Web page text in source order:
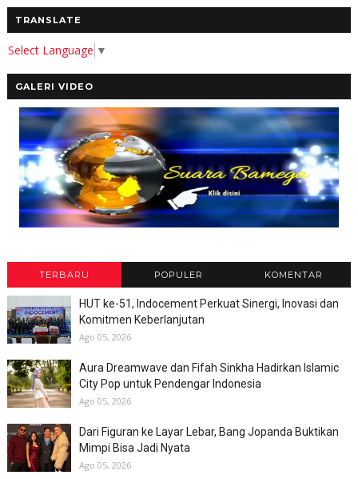
TRANSLATE
Select Language ▼
GALERI VIDEO
TERBARU POPULER KOMENTAR
HUT ke-51, Indocement Perkuat Sinergi, Inovasi dan
Komitmen Keberlanjutan
Ago 05, 2026
Aura Dreamwave dan Fifah Sinkha Hadirkan Islamic
City Pop untuk Pendengar Indonesia
Ago 05, 2026
Dari Figuran ke Layar Lebar, Bang Jopanda Buktikan
Mimpi Bisa Jadi Nyata
Ago 05, 2026